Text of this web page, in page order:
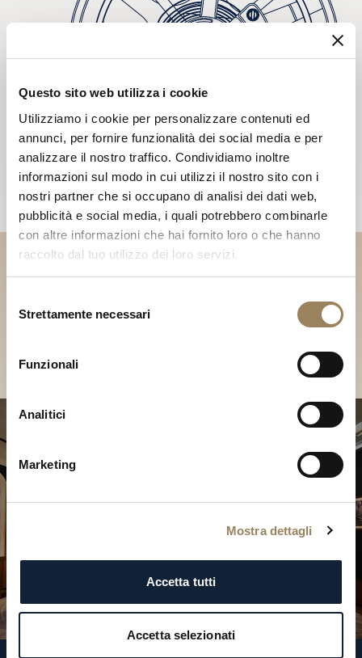
Questo sito web utilizza i cookie
Utilizziamo i cookie per personalizzare contenuti ed
annunci, per fornire funzionalità dei social media e per
analizzare il nostro traffico. Condividiamo inoltre
informazioni sul modo in cui utilizzi il nostro sito con i
nostri partner che si occupano di analisi dei dati web,
pubblicità e social media, i quali potrebbero combinarle
con altre informazioni che hai fornito loro o che hanno
raccolto dal tuo utilizzo dei loro servizi.
delStrettamente necessari
Funzionali
Analitici
Marketing
Mostra dettagli
Accetta tutti
Accetta selezionati
Scopri le nostre collezioni in
Boutique